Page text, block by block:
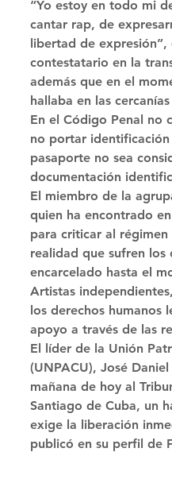
“Yo estoy en todo mi
cantar rap, de
libertad de
contestatario en la
además que en el
hallaba en las
En el Código Penal no
no portar identificación
pasaporte no sea
documentación
El miembro de la
quien ha encontrado
para criticar al
realidad que sufren los
encarcelado hasta el
Artistas
los derechos humanos
apoyo a través de las
El líder de la Unión
(UNPACU), José
mañana de hoy al
Santiago de Cuba, un
exige la liberación
publicó en su perfil de